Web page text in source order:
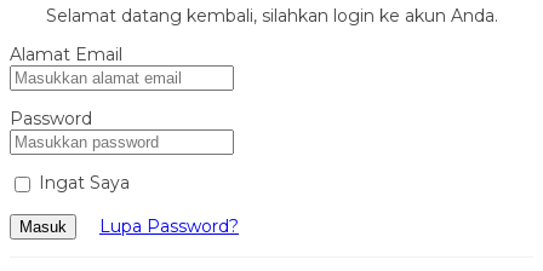
Selamat datang kembali, silahkan login ke akun Anda.
Alamat Email
Password
Ingat Saya
Masuk Lupa Password?